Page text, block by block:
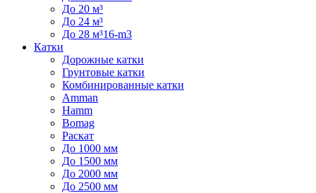
До 20 м³
До 24 м³
До 28 м³16-m3
Катки
Дорожные катки
Грунтовые катки
Комбинированные катки
Amman
Hamm
Bomag
Раскат
До 1000 мм
До 1500 мм
До 2000 мм
До 2500 мм